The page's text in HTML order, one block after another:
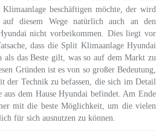
Klimaanlage beschäftigen möchte, der wird
auf diesem Wege natürlich auch an den
nicht vorbeikommen. Dies liegt vor
dass die Split Klimaanlage Hyundai
als das Beste gilt, was so auf dem Markt zu
Gründen ist es von so großer Bedeutung,
der Technik zu befassen, die sich im Detail
dem Hause Hyundai befindet. Am Ende
mit die beste Möglichkeit, um die vielen
für sich ausnutzen zu können.